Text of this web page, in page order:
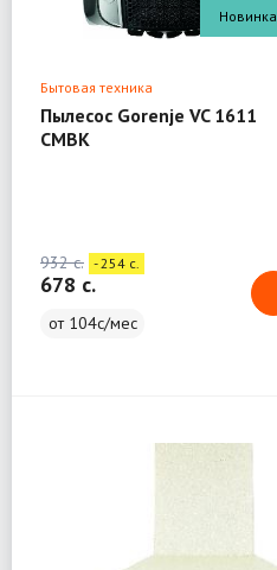
Новинка
Бытовая техника
Пылесос Gorenje VC 1611
CMBK
932 c. - 254 c.
678 c.
от 104с/мес